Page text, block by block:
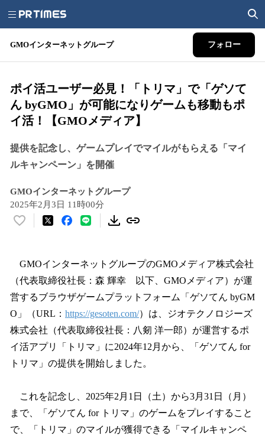
GMOインターネットグループ フォロー
ポイ活ユーザー必見！「トリマ」で「ゲソて
ん byGMO」が可能になりゲームも移動もポ
イ活！【GMOメディア】
提供を記念し、ゲームプレイでマイルがもらえる「マイ
ルキャンペーン」を開催
GMOインターネットグループ
2025年2月3日 11時00分
い
！
数
を
読
み
込
み
中
で
GMOインターネットグループのGMOメディア株式会社
（代表取締役社長：森 輝幸 以下、GMOメディア）が運
営するブラウザゲームプラットフォーム「ゲソてん byGM
O」（URL： https://gesoten.com/）は、ジオテクノロジーズ
株式会社（代表取締役社長：八剱 洋一郎）が運営するポ
イ活アプリ「トリマ」に2024年12月から、「ゲソてん for
トリマ」の提供を開始しました。
これを記念し、2025年2月1日（土）から3月31日（月）
まで、「ゲソてん for トリマ」のゲームをプレイすること
で、「トリマ」のマイルが獲得できる「マイルキャンペ